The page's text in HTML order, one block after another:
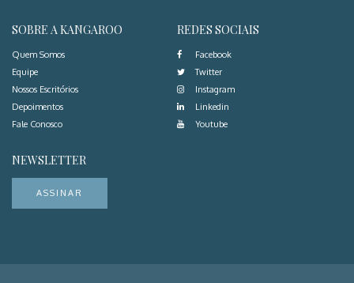
SOBRE A KANGAROO
Quem Somos
Equipe
Nossos Escritórios
Depoimentos
Fale Conosco
REDES SOCIAIS
Facebook
Twitter
Instagram
Linkedin
Youtube
NEWSLETTER
ASSINAR